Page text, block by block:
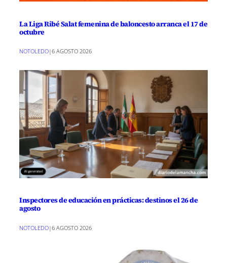
La Liga Ribé Salat femenina de baloncesto arranca el 17 de
octubre
NOTOLEDO|6 AGOSTO 2026
Inspectores de educación en prácticas: destinos el 26 de
agosto
NOTOLEDO|6 AGOSTO 2026